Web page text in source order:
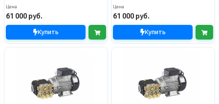
Цена
61 000 руб.
Купить
Цена
61 000 руб.
Купить